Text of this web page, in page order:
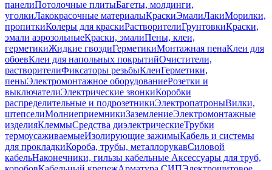
панелиПотолочные плитыБагеты, молдинги,
уголкиЛакокрасочные материалыКраскиЭмалиЛакиМорилки,
пропиткиКолеры для краскиРастворителиГрунтовкиКраски,
эмали аэрозольныеКраски, эмалиПены, клеи,
герметикиЖидкие гвоздиГерметикиМонтажная пенаКлеи для
обоевКлеи для напольных покрытийОчистители,
растворителиФиксаторы резьбыКлеиГерметики,
пеныЭлектромонтажное оборудованиеРозетки и
выключателиЭлектрические звонкиКоробки
распределительные и подрозетникиЭлектропатроныВилки,
штепселиМолниеприемникиЗаземлениеЭлектромонтажные
изделияКлеммыСредства диэлектрическиеТрубки
термоусаживаемыеИзолирующие зажимыКабель и системы
для прокладкиКороба, трубы, металлорукавСиловой
кабельНаконечники, гильзы кабельные Аксессуары для труб,